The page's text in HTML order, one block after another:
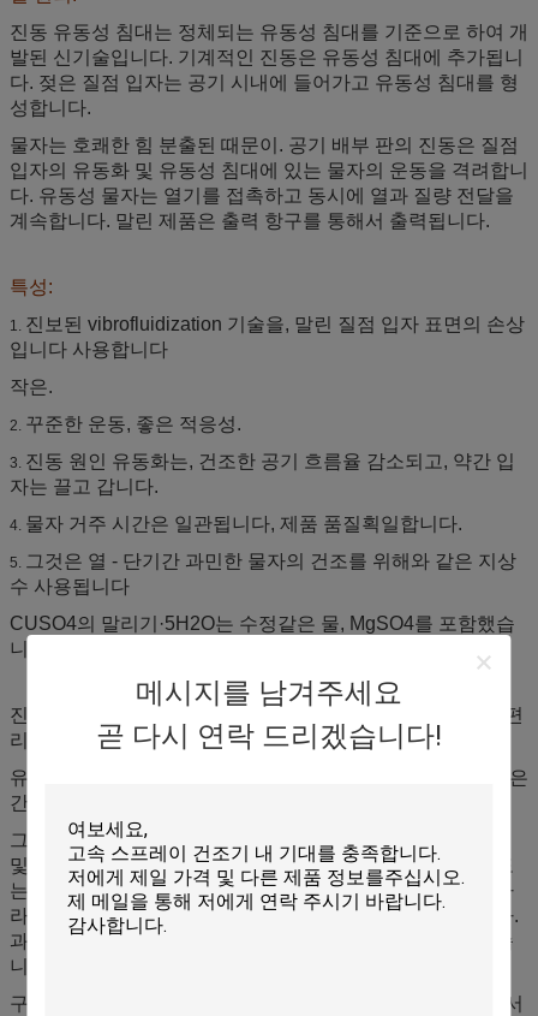
메시지를 남겨주세요
곧 다시 연락 드리겠습니다!
진동 유동성 침대는 정체되는 유동성 침대를 기준으로 하여 개
발된 신기술입니다. 기계적인 진동은 유동성 침대에 추가됩니
다. 젖은 질점 입자는 공기 시내에 들어가고 유동성 침대를 형
성합니다.
물자는 호쾌한 힘 분출된 때문이. 공기 배부 판의 진동은 질점
입자의 유동화 및 유동성 침대에 있는 물자의 운동을 격려합니
다. 유동성 물자는 열기를 접촉하고 동시에 열과 질량 전달을
계속합니다. 말린 제품은 출력 항구를 통해서 출력됩니다.
특성:
1. 진보된 vibrofluidization 기술을, 말린 질점 입자 표면의 손상
입니다 사용합니다
작은.
2. 꾸준한 운동, 좋은 적응성.
3. 진동 원인 유동화는, 건조한 공기 흐름율 감소되고, 약간 입
자는 끌고 갑니다.
4. 물자 거주 시간은 일관됩니다, 제품 품질획일합니다.
5. 그것은 열 - 단기간 과민한 물자의 건조를 위해와 같은 지상
수 사용됩니다
CUSO4의 말리기·5H2O는 수정같은 물, MgSO4를 포함했습
니다·7H2O.
진동 모터를 채택하십시오, 달리기에서 매끄럽고 정비에서 편
리합니다. 소음은 낮 서비스 기간은 길.
유동화의 국가는 말리기 위하여 조차 획일하고 및 이렇게 죽은
간격 또는 부서지는 현상이, 차가운 제품 없습니다.
그것은 조정에서 좋고 적용 분야에서 넓습니다. 원료의 간격
및 진동 범위의 기계 그리고 변화 안쪽에 이동될 원료의 속도
는 steeples일 수 있습니다. 손상은 원료의 표면 작습니다. 따
라서 그것은 끊길 쉽게 것인 원료를 위해 사용될 수 있습니다.
과립이 정상적이지 않 경우에, 과정의 효력은 초래될 수 없습
니다.
구조는 완전히 물개입니다, 그것은 원료의 교차하는 오염에서